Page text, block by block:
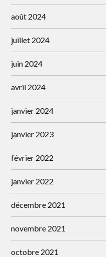
août 2024
juillet 2024
juin 2024
avril 2024
janvier 2024
janvier 2023
février 2022
janvier 2022
décembre 2021
novembre 2021
octobre 2021